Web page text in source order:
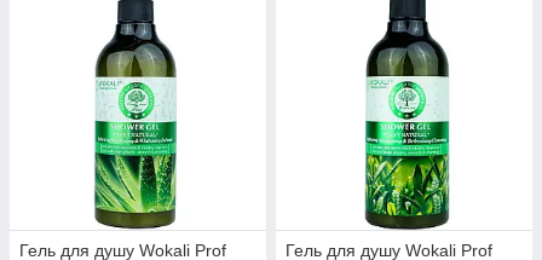
Гель для душу Wokali Prof
Гель для душу Wokali Prof